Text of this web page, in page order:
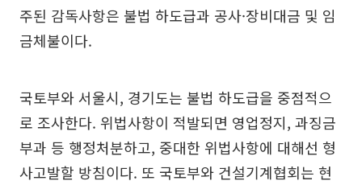
주된 감독사항은 불법 하도급과 공사·장비대금 및 임
금체불이다.
국토부와 서울시, 경기도는 불법 하도급을 중점적으
로 조사한다. 위법사항이 적발되면 영업정지, 과징금
부과 등 행정처분하고, 중대한 위법사항에 대해선 형
사고발할 방침이다. 또 국토부와 건설기계협회는 현